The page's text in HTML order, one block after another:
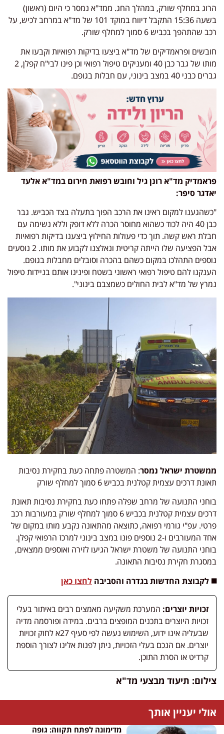
הרוג במחלף שורק, במהלך החג. ממד"א נמסר כי היום (ראשון)
בשעה 15:36 התקבל דיווח במוקד 101 של מד"א במרחב לכיש, על
רכב שהתהפך בכביש 6 סמוך למחלף שורק.
חובשים ופראמדיקים של מד"א ביצעו בדיקות רפואיות וקבעו את
מותו של גבר כבן 40 ומעניקים טיפול רפואי וכן פינו לבי"ח קפלן, 2
גברים כבני 40 במצב בינוני, עם חבלות בגופם.
פראמדיק מד"א רונן גיל וחובש רפואת חירום במד"א אלעד
יאדגר סיפר:
"כשהגענו למקום ראינו את הרכב הפוך בתעלה בצד הכביש. גבר
כבן 40 היה לכוד כשהוא מחוסר הכרה ללא דופק וללא נשימה עם
חבלת ראש קשה. תוך כדי פעולות החילוץ ביצענו בדיקות רפואיות
אבל הפציעה שלו הייתה קריטית ונאלצנו לקבוע את מותו. 2 נוסעים
נוספים התהלכו במקום כשהם בהכרה וסובלים מחבלות בגופם.
הענקנו להם טיפול רפואי ראשוני בשטח ופינינו אותם בניידות טיפול
נמרץ של מד"א לבית החולים כשמצבם בינוני".
ממשטרת ישראל נמסר: המשטרה פתחה כעת בחקירת נסיבות
תאונת דרכים עצמית קטלנית בכביש 6 סמוך למחלף שורק
בוחני התנועה של מרחב שפלה פתחו כעת בחקירת נסיבות תאונת
דרכים עצמית קטלנית בכביש 6 סמוך למחלף שורק במעורבות רכב
פרטי. עפ"י גורמי רפואה, כתוצאה מהתאונה נקבע מותו במקום של
אחד המעורבים ו-2 נוספים פונו במצב בינוני למרכז הרפואי קפלן.
בוחני התנועה של משטרת ישראל הגיעו לזירה ואוספים ממצאים,
במסגרת חקירת נסיבות התאונה.
◼️ לקבוצת החדשות בגדרה והסביבה לחצו כאן
זכויות יוצרים: המערכת משקיעה מאמצים רבים באיתור בעלי
זכויות היוצרים בתכנים המופצים ברבים. במידה ופורסמה מדיה
שבעליה אינו ידוע, השימוש נעשה לפי סעיף 27א לחוק זכויות
יוצרים. אם הנכם בעלי הזכויות, ניתן לפנות אלינו לצורך הוספת
קרדיט או הסרת התוכן.
צילום: תיעוד מבצעי מד"א
אולי יעניין אותך
מדימונה לפתח תקווה: גופה